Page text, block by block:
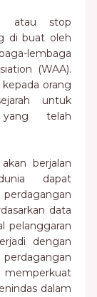
atau stop
di buat oleh
lembaga
(WAA).
orang
untuk
yang telah
berjalan
dapat
data
pelanggaran
dengan
memperkuat
dalam